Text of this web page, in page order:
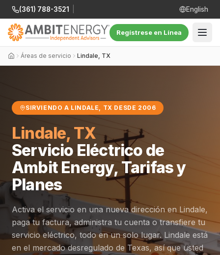
(361) 788-3521 English
Regístrese en Línea
Áreas de servicio Lindale, TX
SIRVIENDO A LINDALE, TX DESDE 2006
Lindale, TX
Servicio Eléctrico de
Ambit Energy, Tarifas y
Planes
Activa el servicio en una nueva dirección en Lindale,
paga tu factura, administra tu cuenta o transfiere tu
servicio eléctrico, todo en un solo lugar. Lindale está
en el mercado desregulado de Texas, así que usted